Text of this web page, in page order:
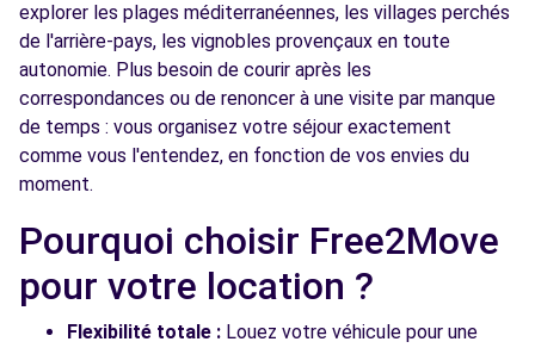
Voir l'agence
Free2Move Rent - GARAGE LES REYNES -
CAGNES-SUR-MER (C)
9.0
RUE DES REYNES
CAGNES-SUR-MER, 06800
Voir l'agence
Voir toutes les agences
explorer les plages méditerranéennes, les villages perchés
de l'arrière-pays, les vignobles provençaux en toute
autonomie. Plus besoin de courir après les
correspondances ou de renoncer à une visite par manque
de temps : vous organisez votre séjour exactement
comme vous l'entendez, en fonction de vos envies du
moment.
Pourquoi choisir Free2Move
pour votre location ?
Flexibilité totale : Louez votre véhicule pour une